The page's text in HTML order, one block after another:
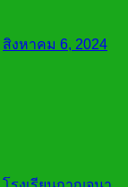
สิงหาคม 6, 2024